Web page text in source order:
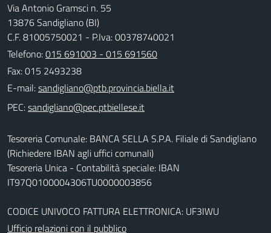
Via Antonio Gramsci n. 55
13876 Sandigliano (BI)
C.F. 81005750021 - P.Iva: 00378740021
Telefono:015 691003 - 015 691560
Fax: 015 2493238
E-mail:
PEC:
Tesoreria Comunale: BANCA SELLA S.P.A. Filiale di Sandigliano
(Richiedere IBAN agli uffici comunali)
Tesoreria Unica - Contabilità speciale: IBAN
IT97Q0100004306TU0000003856
CODICE UNIVOCO FATTURA ELETTRONICA: UF3IWU
Ufficio relazioni con il pubblico